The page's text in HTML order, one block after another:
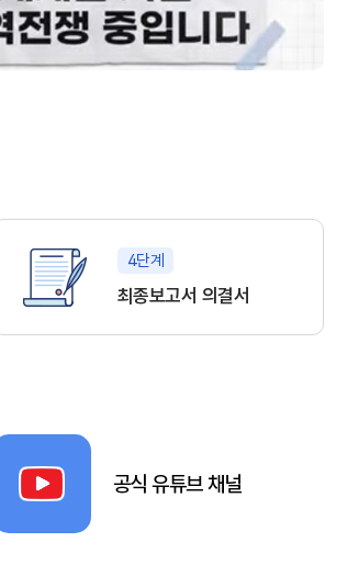
4단계
최종보고서 의결서
공식 유튜브 채널